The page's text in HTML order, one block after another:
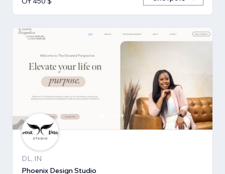
DL, IN
Phoenix Design Studio